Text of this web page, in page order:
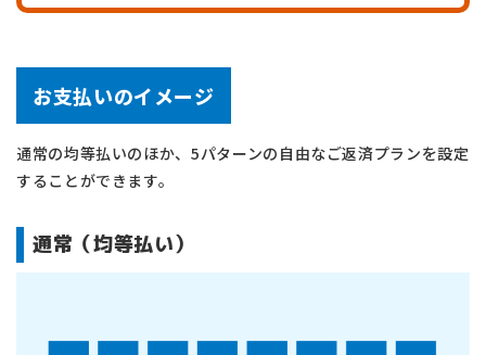
お支払いのイメージ
通常の均等払いのほか、5パターンの自由なご返済プランを設定
することができます。
通常（均等払い）